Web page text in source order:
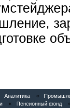
Аналитика «
« Пенсионный фонд